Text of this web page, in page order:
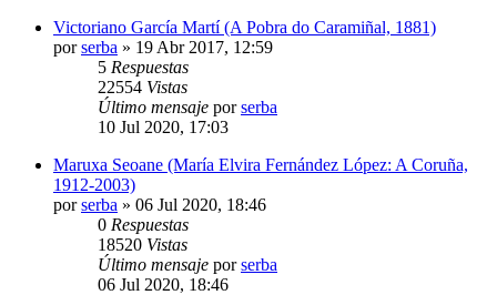
Victoriano García Martí (A Pobra do Caramiñal, 1881)
porserba » 19 Abr 2017, 12:59
5 Respuestas
22554 Vistas
Último mensaje porserba
10 Jul 2020, 17:03
Maruxa Seoane (María Elvira Fernández López: A Coruña,
1912-2003)
porserba » 06 Jul 2020, 18:46
0 Respuestas
18520 Vistas
Último mensaje porserba
06 Jul 2020, 18:46